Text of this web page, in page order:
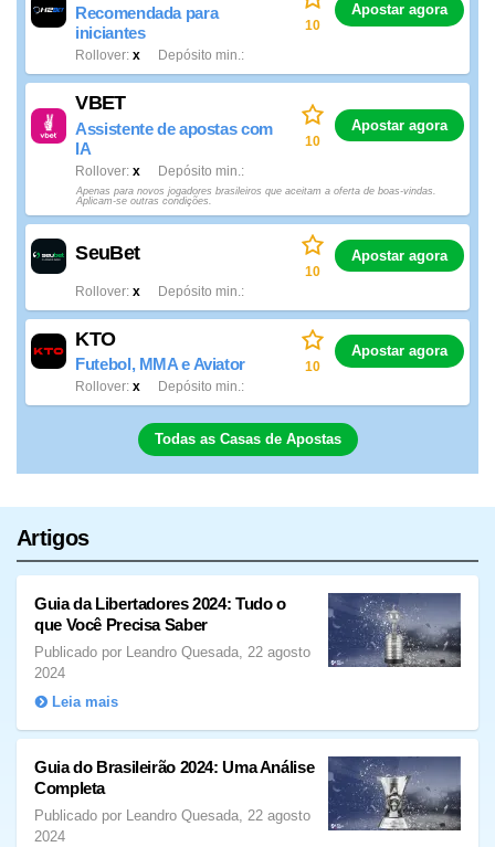
Recomendada para
iniciantes
x
Rollover Depósito min.
10
Apostar agora
VBET
Assistente de apostas com
IA
x
Rollover Depósito min.
10
Apostar agora
Apenas para novos jogadores brasileiros que aceitam a oferta de boas-vindas.
Aplicam-se outras condições.
SeuBet
x
Rollover Depósito min.
10
Apostar agora
KTO
Futebol, MMA e Aviator
x
Rollover Depósito min.
10
Apostar agora
Todas as Casas de Apostas
Artigos
Guia da Libertadores 2024: Tudo o
que Você Precisa Saber
Publicado por Leandro Quesada, 22 agosto
2024
Leia mais
Guia do Brasileirão 2024: Uma Análise
Completa
Publicado por Leandro Quesada, 22 agosto
2024